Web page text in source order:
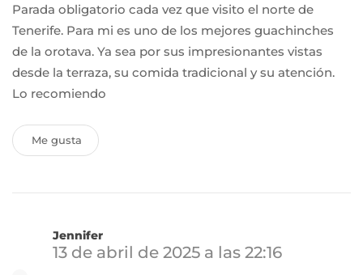
Parada obligatorio cada vez que visito el norte de
Tenerife. Para mi es uno de los mejores guachinches
de la orotava. Ya sea por sus impresionantes vistas
desde la terraza, su comida tradicional y su atención.
Lo recomiendo
Me gusta
Jennifer
13 de abril de 2025 a las 22:16